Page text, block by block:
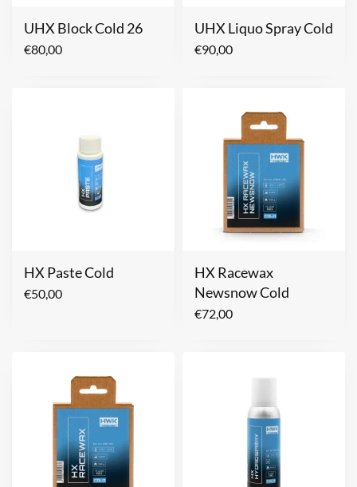
UHX Block Cold 26
€80,00
UHX Liquo Spray Cold
€90,00
HX Paste Cold
€50,00
HX Racewax
Newsnow Cold
€72,00